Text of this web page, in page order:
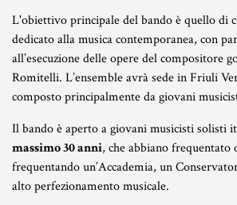
L'obiettivo principale del bando è quello di
dedicato alla musica contemporanea, con
all’esecuzione delle opere del compositore
Romitelli. L’ensemble avrà sede in Friuli
composto principalmente da giovani
Il bando è aperto a giovani musicisti solisti
massimo 30 anni, che abbiano
frequentando un’Accademia, un
alto perfezionamento musicale.